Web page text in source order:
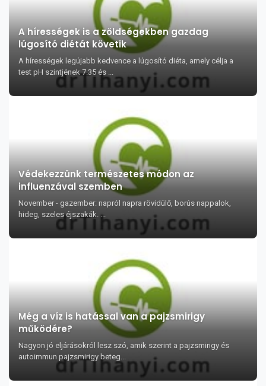
A hírességek is a zöldségekben gazdag
lúgosító diétát követik
A hírességek legújabb kedvence a lúgosító diéta, amely célja a
test pH szintjének 7.35 és ...
Védekezzünk természetes módon az
influenzával szemben
November - gazember: napról napra rövidülő, borús nappalok,
hideg, szeles éjszakák. ...
Még a víz is hatással van a pajzsmirigy
működére?
Nagyon jó eljárásokról lesz szó, amik szerint a pajzsmirigy és
autoimmun pajzsmirigy beteg...